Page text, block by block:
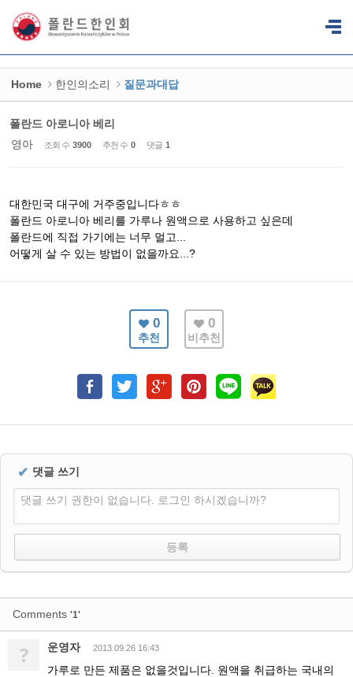
Home 한인의소리 질문과대답
폴란드 아로니아 베리
영아
조회 수 3900 추천 수 0 댓글 1
대한민국 대구에 거주중입니다ㅎㅎ
폴란드 아로니아 베리를 가루나 원액으로 사용하고 싶은데
폴란드에 직접 가기에는 너무 멀고...
어떻게 살 수 있는 방법이 없을까요...?
0
추천
0
비추천
✔ 댓글 쓰기
댓글 쓰기 권한이 없습니다. 로그인 하시겠습니까?
Comments '1'
? 운영자 2013.09.26 16:43
가루로 만든 제품은 없을것입니다. 원액을 취급하는 국내의